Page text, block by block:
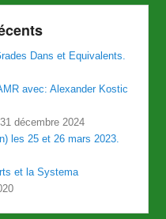
Dans et Equivalents.
avec: Alexander Kostic
31 décembre 2024
les 25 et 26 mars 2023.
et la Systema